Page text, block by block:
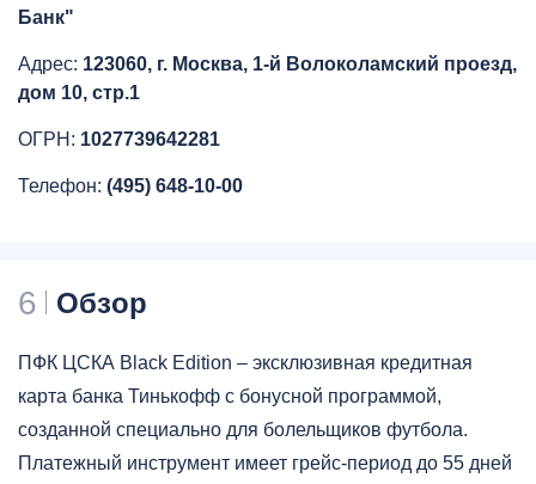
Банк"
Адрес: 123060, г. Москва, 1-й Волоколамский проезд,
дом 10, стр.1
ОГРН: 1027739642281
Телефон: (495) 648-10-00
6 Обзор
ПФК ЦСКА Black Edition – эксклюзивная кредитная
карта банка Тинькофф с бонусной программой,
созданной специально для болельщиков футбола.
Платежный инструмент имеет грейс-период до 55 дней